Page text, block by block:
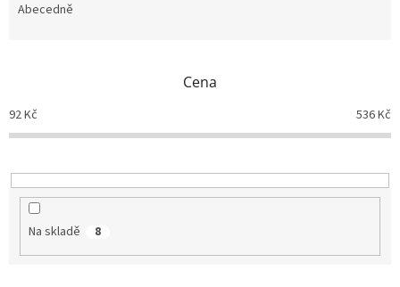
o
d
k
t
Abecedně
Cena
92Kč 536Kč
Na skladě 8